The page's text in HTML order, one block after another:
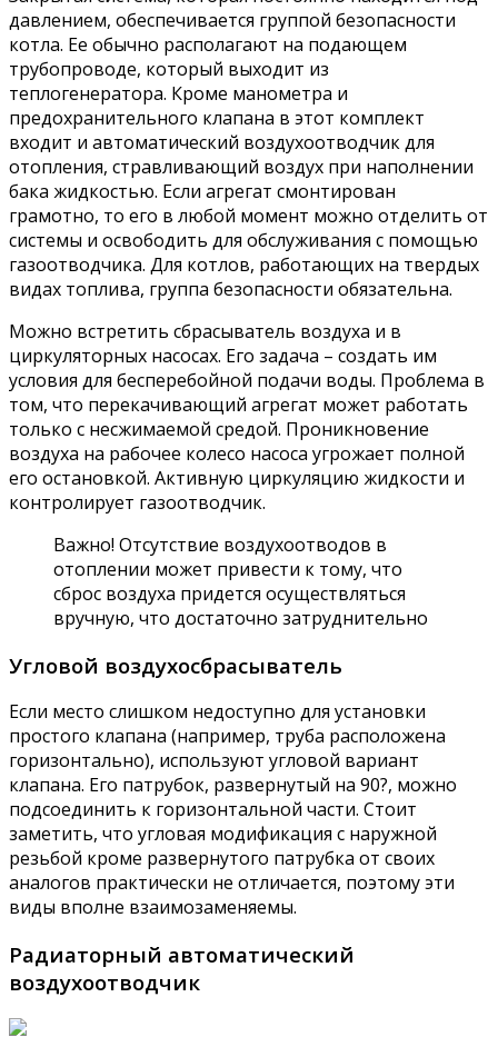
давлением, обеспечивается группой безопасности
котла. Ее обычно располагают на подающем
трубопроводе, который выходит из
теплогенератора. Кроме манометра и
предохранительного клапана в этот комплект
входит и автоматический воздухоотводчик для
отопления, стравливающий воздух при наполнении
бака жидкостью. Если агрегат смонтирован
грамотно, то его в любой момент можно отделить от
системы и освободить для обслуживания с помощью
газоотводчика. Для котлов, работающих на твердых
видах топлива, группа безопасности обязательна.
Можно встретить сбрасыватель воздуха и в
циркуляторных насосах. Его задача – создать им
условия для бесперебойной подачи воды. Проблема в
том, что перекачивающий агрегат может работать
только с несжимаемой средой. Проникновение
воздуха на рабочее колесо насоса угрожает полной
его остановкой. Активную циркуляцию жидкости и
контролирует газоотводчик.
Важно! Отсутствие воздухоотводов в
отоплении может привести к тому, что
сброс воздуха придется осуществляться
вручную, что достаточно затруднительно
Угловой воздухосбрасыватель
Если место слишком недоступно для установки
простого клапана (например, труба расположена
горизонтально), используют угловой вариант
клапана. Его патрубок, развернутый на 90?, можно
подсоединить к горизонтальной части. Стоит
заметить, что угловая модификация с наружной
резьбой кроме развернутого патрубка от своих
аналогов практически не отличается, поэтому эти
виды вполне взаимозаменяемы.
Радиаторный автоматический
воздухоотводчик